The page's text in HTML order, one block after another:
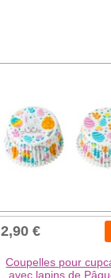
2,90 €
Coupelles pour
avec lapins de